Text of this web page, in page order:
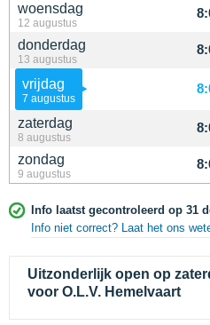
woensdag
12 augustus
donderdag
13 augustus
vrijdag
7 augustus
zaterdag
8 augustus
zondag
9 augustus
Info laatst gecontroleerd op 31
Info niet correct? Laat het ons
Uitzonderlijk open op
voor O.L.V. Hemelvaart